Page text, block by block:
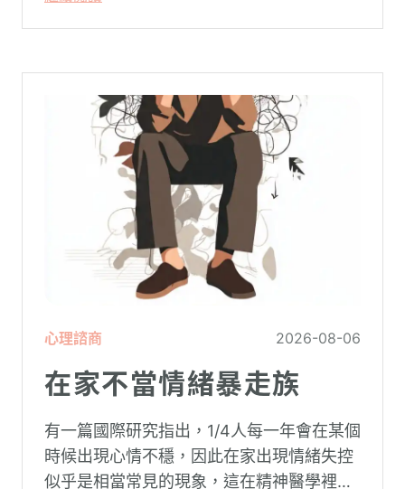
心理諮商 2026-08-06
在家不當情緒暴走族
有一篇國際研究指出，1/4人每一年會在某個
時候出現心情不穩，因此在家出現情緒失控
似乎是相當常見的現象，這在精神醫學裡不